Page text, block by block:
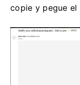
copie y pegue el